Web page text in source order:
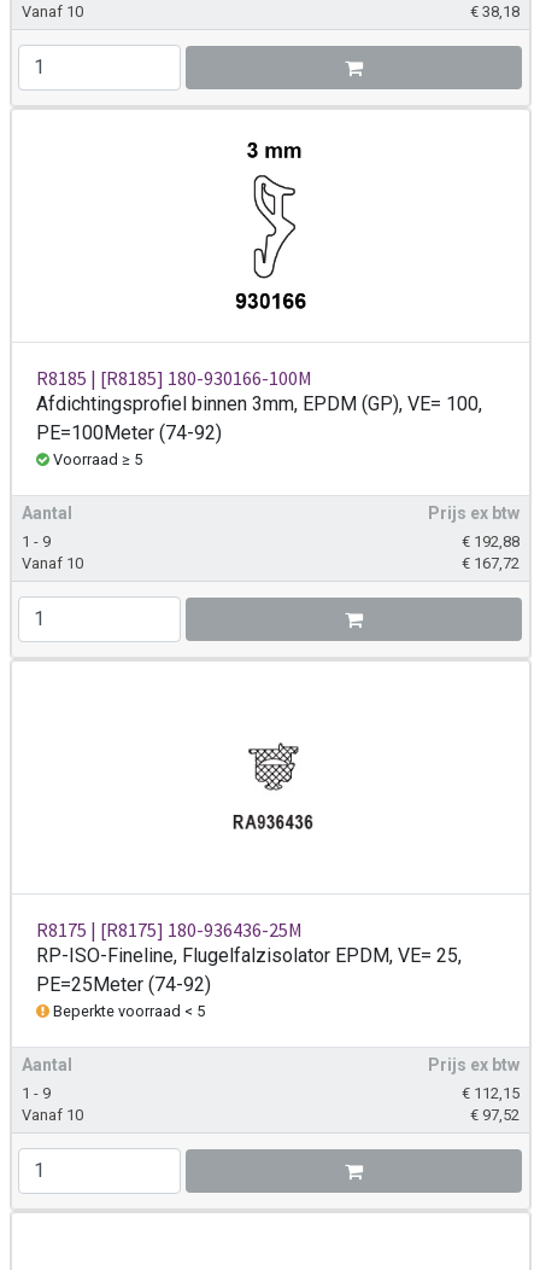
Vanaf 10
€ 38,18
R8185 | [R8185] 180-930166-100M
Afdichtingsprofiel binnen 3mm, EPDM (GP), VE= 100,
PE=100Meter (74-92)
Voorraad ≥ 5
Aantal Prijs ex btw
1 - 9 € 192,88
Vanaf 10
€ 167,72
R8175 | [R8175] 180-936436-25M
RP-ISO-Fineline, Flugelfalzisolator EPDM, VE= 25,
PE=25Meter (74-92)
Beperkte voorraad < 5
Aantal Prijs ex btw
1 - 9 € 112,15
Vanaf 10
€ 97,52